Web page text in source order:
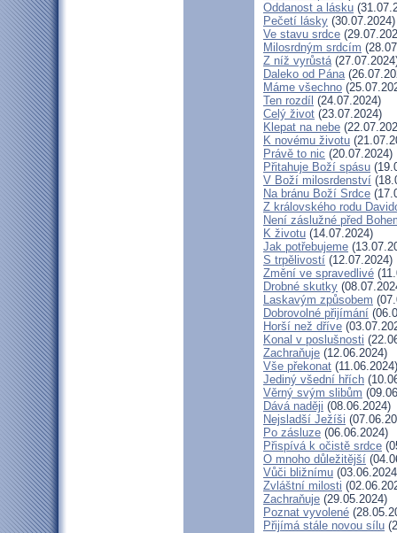
Oddanost a lásku
Pečetí lásky (30.07.2024)
Ve stavu srdce
Milosrdným srdcím
Z níž vyrůstá
Daleko od Pána
Máme všechno
Ten rozdíl (24.07.2024)
Celý život (23.07.2024)
Klepat na nebe
K novému životu
Právě to nic (20.07.2024)
Přitahuje Boží spásu
V Boží milosrdenství
Na bránu Boží Srdce
Z královského rodu
Není záslužné před
K životu (14.07.2024)
Jak potřebujeme
S trpělivostí (12.07.2024)
Změní ve spravedlivé
Drobné skutky
Laskavým způsobem
Dobrovolné přijímání
Horší než dříve
Konal v poslušnosti
Zachraňuje (12.06.2024)
Vše překonat (11.06.2024)
Jediný všední hřích
Věrný svým slibům
Dává naději (08.06.2024)
Nejsladší Ježíši
Po zásluze (06.06.2024)
Přispívá k očistě srdce
O mnoho důležitější
Vůči bližnímu
Zvláštní milosti
Zachraňuje (29.05.2024)
Poznat vyvolené
Přijímá stále novou sílu